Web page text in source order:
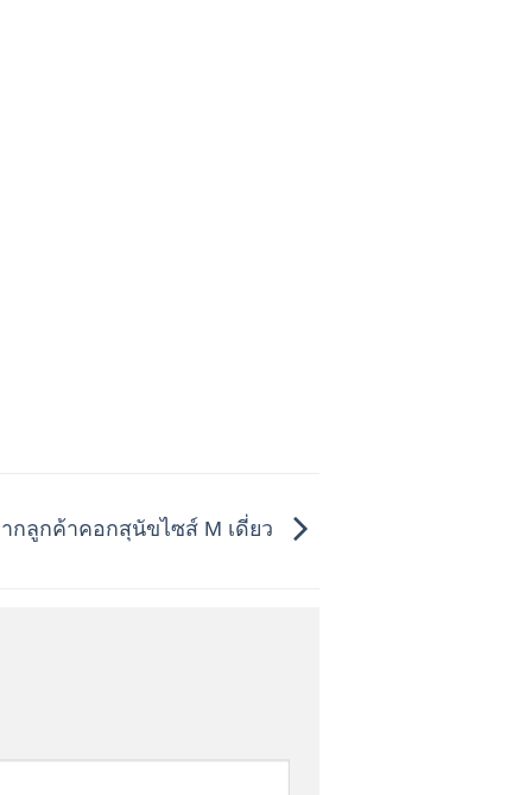
กลูกค้าคอกสุนัขไซส์ M เดี่ยว